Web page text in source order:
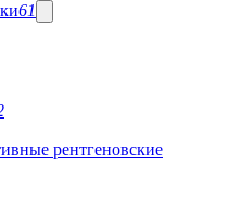
61
рентгеновские